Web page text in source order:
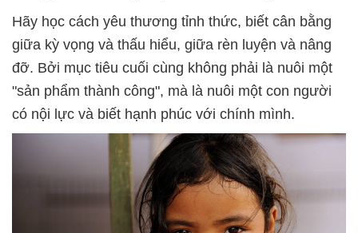
Hãy học cách yêu thương tỉnh thức, biết cân bằng
giữa kỳ vọng và thấu hiểu, giữa rèn luyện và nâng
đỡ. Bởi mục tiêu cuối cùng không phải là nuôi một
"sản phẩm thành công", mà là nuôi một con người
có nội lực và biết hạnh phúc với chính mình.